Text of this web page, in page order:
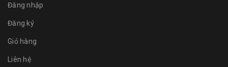
Đăng nhập
Đăng ký
Giỏ hàng
Liên hệ